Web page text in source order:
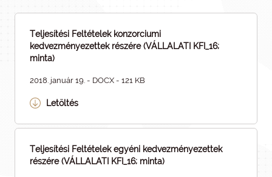
Teljesítési Feltételek konzorciumi
kedvezményezettek részére (VÁLLALATI KFI_16;
minta)
2018. január 19. - DOCX - 121 KB
Letöltés
Teljesítési Feltételek egyéni kedvezményezettek
részére (VÁLLALATI KFI_16; minta)